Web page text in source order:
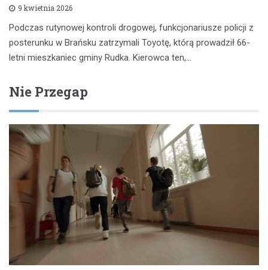
9 kwietnia 2026
Podczas rutynowej kontroli drogowej, funkcjonariusze policji z
posterunku w Brańsku zatrzymali Toyotę, którą prowadził 66-
letni mieszkaniec gminy Rudka. Kierowca ten,…
Nie Przegap